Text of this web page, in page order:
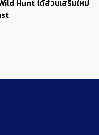
Hunt ได้ส่วนเสริมใหม่